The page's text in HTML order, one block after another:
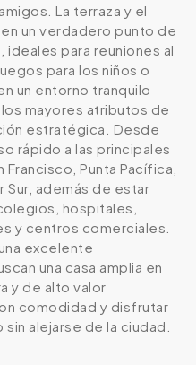
La terraza y el
un verdadero punto de
para reuniones al
para los niños o
un entorno tranquilo
mayores atributos de
estratégica. Desde
rápido a las principales
Punta Pacífica,
además de estar
hospitales,
y centros comerciales.
excelente
una casa amplia en
y de alto valor
comodidad y disfrutar
alejarse de la ciudad.